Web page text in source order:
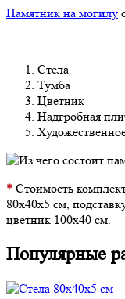
Памятник на могилу
Стела
Тумба
Цветник
Надгробная
* Стоимость
80х40х5 см,
цветник 100х40 см.
Популярные